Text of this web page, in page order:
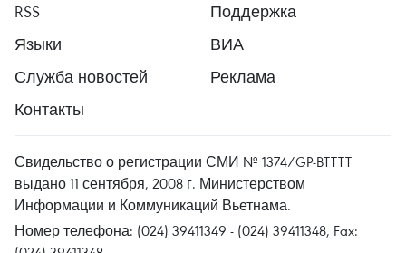
RSS
Поддержка
Языки
ВИА
Служба новостей
Реклама
Контакты
Свидельство о регистрации СМИ № 1374/GP-BTTTT
выдано 11 сентября, 2008 г. Министерством
Информации и Коммуникаций Вьетнама.
Номер телефона: (024) 39411349 - (024) 39411348, Fax: